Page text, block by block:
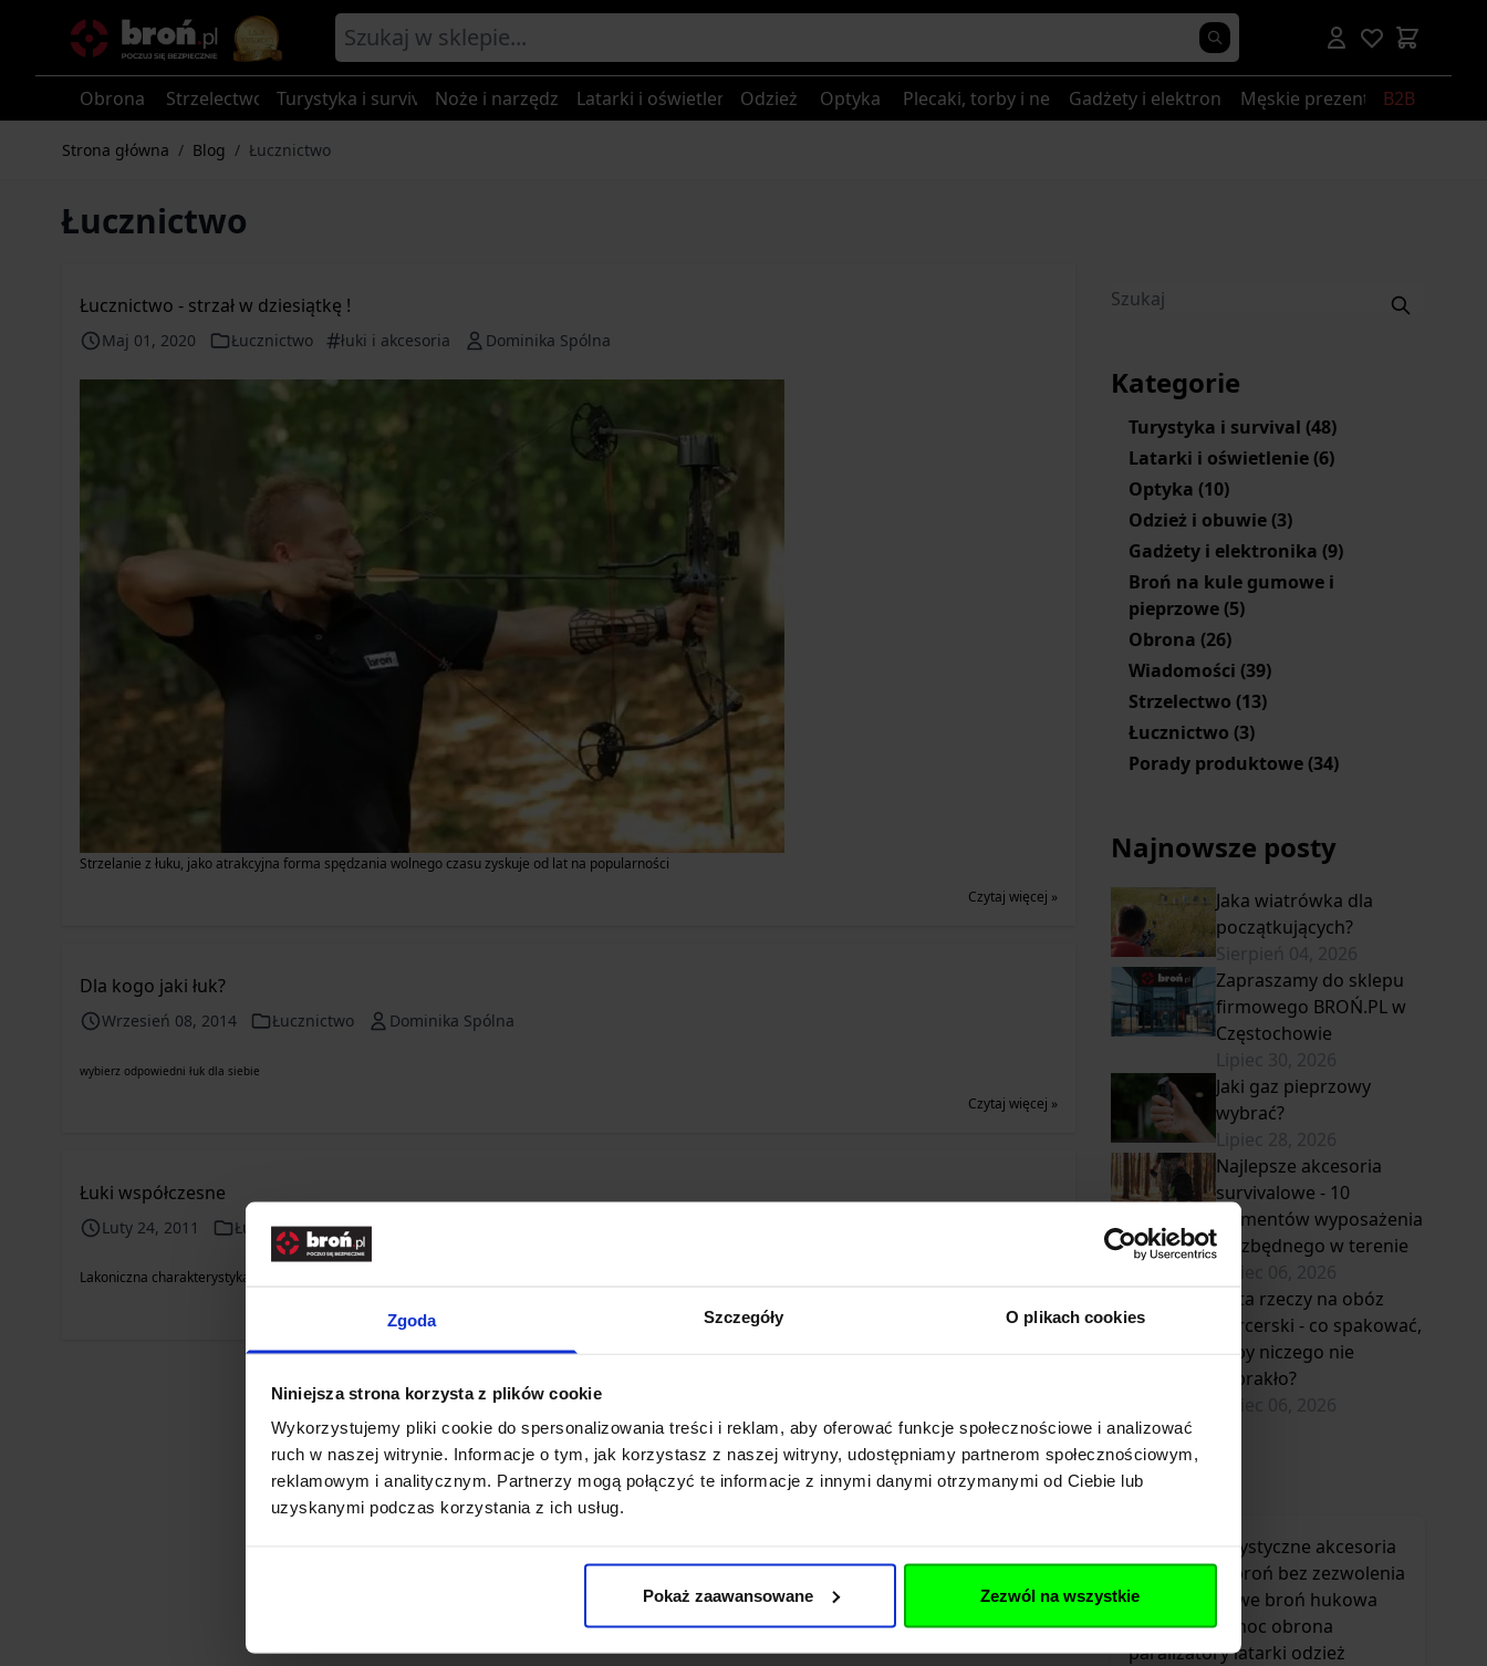
Zgoda Szczegóły O plikach cookies
Niniejsza strona korzysta z plików cookie
Wykorzystujemy pliki cookie do spersonalizowania treści i reklam, aby oferować funkcje społecznościowe i analizować
ruch w naszej witrynie. Informacje o tym, jak korzystasz z naszej witryny, udostępniamy partnerom społecznościowym,
reklamowym i analitycznym. Partnerzy mogą połączyć te informacje z innymi danymi otrzymanymi od Ciebie lub
uzyskanymi podczas korzystania z ich usług.
Pokaż zaawansowane Zezwól na wszystkie
Obrona Strzelectwo Turystyka i survival Noże i narzędzia Latarki i oświetlenieOdzież Optyka Plecaki, torby i nerkiGadżety i elektronikaMęskie prezenty B2B
Strona główna / Blog / Łucznictwo
Łucznictwo
Łucznictwo - strzał w dziesiątkę !
Maj 01, 2020 Łucznictwo #łuki i akcesoria Dominika Spólna
Strzelanie z łuku, jako atrakcyjna forma spędzania wolnego czasu zyskuje od lat na popularności
Czytaj więcej »
Dla kogo jaki łuk?
Wrzesień 08, 2014 Łucznictwo Dominika Spólna
wybierz odpowiedni łuk dla siebie
Czytaj więcej »
Łuki współczesne
Luty 24, 2011 Łucznictwo #łuki i akcesoria
Lakoniczna charakterystyka łuku
Czytaj więcej »
Kategorie
Turystyka i survival (48)
Latarki i oświetlenie (6)
Optyka (10)
Odzież i obuwie (3)
Gadżety i elektronika (9)
Broń na kule gumowe i
pieprzowe (5)
Obrona (26)
Wiadomości (39)
Strzelectwo (13)
Łucznictwo (3)
Porady produktowe (34)
Najnowsze posty
Jaka wiatrówka dla
początkujących?
Sierpień 04, 2026
Zapraszamy do sklepu
firmowego BROŃ.PL w
Częstochowie
Lipiec 30, 2026
Jaki gaz pieprzowy
wybrać?
Lipiec 28, 2026
Najlepsze akcesoria
survivalowe - 10
elementów wyposażenia
niezbędnego w terenie
Lipiec 06, 2026
Lista rzeczy na obóz
harcerski - co spakować,
żeby niczego nie
zabrakło?
Lipiec 06, 2026
Tagi
akcesoria turystyczne akcesoria
survivalowe
broń bez zezwolenia
gazy pieprzowe broń hukowa
pierwsza pomoc obrona
paralizatorylatarki odzież